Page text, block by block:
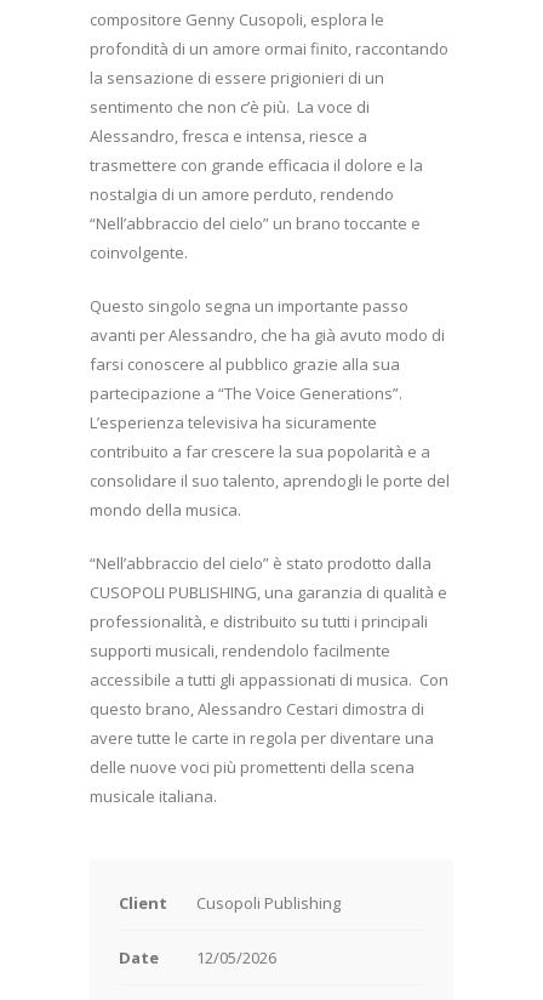
compositore Genny Cusopoli, esplora le
profondità di un amore ormai finito, raccontando
la sensazione di essere prigionieri di un
sentimento che non c’è più. La voce di
Alessandro, fresca e intensa, riesce a
trasmettere con grande efficacia il dolore e la
nostalgia di un amore perduto, rendendo
“Nell’abbraccio del cielo” un brano toccante e
coinvolgente.
Questo singolo segna un importante passo
avanti per Alessandro, che ha già avuto modo di
farsi conoscere al pubblico grazie alla sua
partecipazione a “The Voice Generations”.
L’esperienza televisiva ha sicuramente
contribuito a far crescere la sua popolarità e a
consolidare il suo talento, aprendogli le porte del
mondo della musica.
“Nell’abbraccio del cielo” è stato prodotto dalla
CUSOPOLI PUBLISHING, una garanzia di qualità e
professionalità, e distribuito su tutti i principali
supporti musicali, rendendolo facilmente
accessibile a tutti gli appassionati di musica. Con
questo brano, Alessandro Cestari dimostra di
avere tutte le carte in regola per diventare una
delle nuove voci più promettenti della scena
musicale italiana.
Client Cusopoli Publishing
Date 12/05/2026